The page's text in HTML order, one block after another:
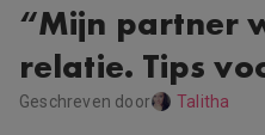
“Mijn partner
relatie. Tips
Geschreven door Talitha